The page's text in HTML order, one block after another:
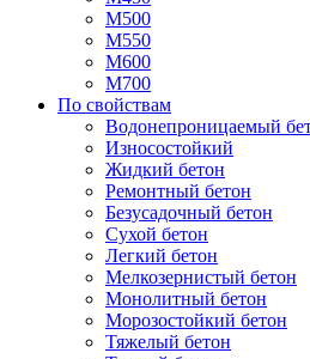
М500
М550
М600
М700
По свойствам
Водонепроницаемый
Износостойкий
Жидкий бетон
Ремонтный бетон
Безусадочный бетон
Сухой бетон
Легкий бетон
Мелкозернистый бетон
Монолитный бетон
Морозостойкий бетон
Тяжелый бетон